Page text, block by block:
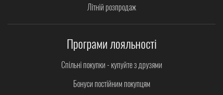
Літній розпродаж
Програми лояльності
Спільні покупки - купуйте з друзями
Бонуси постійним покупцям